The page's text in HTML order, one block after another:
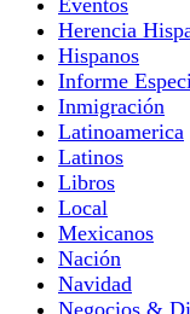
Herencia
Hispanos
Informe
Inmigración
Latinoamerica
Latinos
Libros
Local
Mexicanos
Nación
Navidad
Negocios &